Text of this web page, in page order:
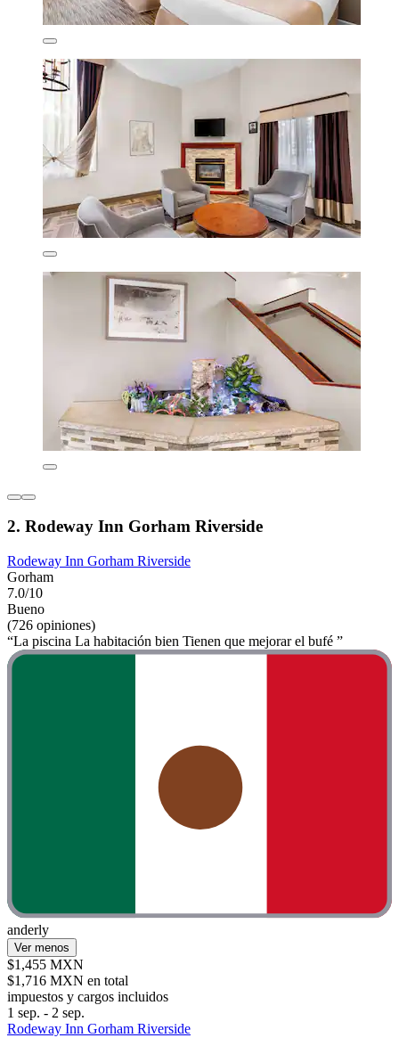
2. Rodeway Inn Gorham Riverside
Rodeway Inn Gorham Riverside
Gorham
7.0/10
Bueno
(726 opiniones)
“La piscina La habitación bien Tienen que mejorar el bufé ”
anderly
Ver menos
$1,455 MXN
$1,716 MXN en total
impuestos y cargos incluidos
1 sep. - 2 sep.
Rodeway Inn Gorham Riverside